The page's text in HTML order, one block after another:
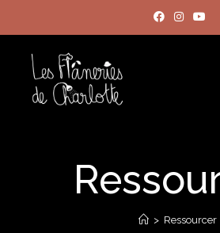
> Ressourcer